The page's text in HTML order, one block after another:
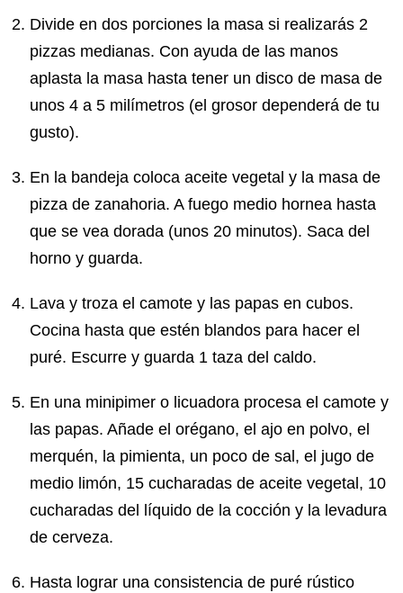
Divide en dos porciones la masa si realizarás 2
pizzas medianas. Con ayuda de las manos
aplasta la masa hasta tener un disco de masa de
unos 4 a 5 milímetros (el grosor dependerá de tu
gusto).
En la bandeja coloca aceite vegetal y la masa de
pizza de zanahoria. A fuego medio hornea hasta
que se vea dorada (unos 20 minutos). Saca del
horno y guarda.
Lava y troza el camote y las papas en cubos.
Cocina hasta que estén blandos para hacer el
puré. Escurre y guarda 1 taza del caldo.
En una minipimer o licuadora procesa el camote y
las papas. Añade el orégano, el ajo en polvo, el
merquén, la pimienta, un poco de sal, el jugo de
medio limón, 15 cucharadas de aceite vegetal, 10
cucharadas del líquido de la cocción y la levadura
de cerveza.
Hasta lograr una consistencia de puré rústico